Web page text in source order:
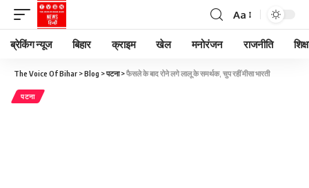
Aa
ब्रेकिंग न्यूज बिहार क्राइम खेल मनोरंजन राजनीति
The Voice Of Bihar >Blog >पटना>फैसले के बाद रोने लगे लालू के समर्थक, चुप रहीं मीसा भारती
पटना